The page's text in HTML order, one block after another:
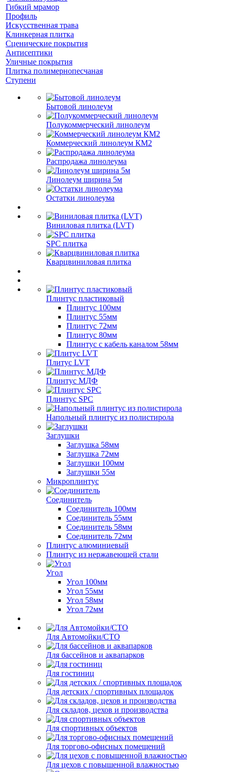
Гибкий мрамор
Профиль
Искусственная трава
Клинкерная плитка
Сценические покрытия
Антисептики
Уличные покрытия
Плитка полимернопесчаная
Ступени
Бытовой линолеум
Полукоммерческий линолеум
Коммерческий линолеум КМ2
Распродажа линолеума
Линолеум ширина 5м
Остатки линолеума
Виниловая плитка (LVT)
SPC плитка
Кварцвиниловая плитка
Плинтус пластиковый
Плинтус 100мм
Плинтус 55мм
Плинтус 72мм
Плинтус 80мм
Плинтус с кабель каналом 58мм
Плитус LVT
Плинтус МДФ
Плинтус SPC
Напольный плинтус из полистирола
Заглушки
Заглушка 58мм
Заглушка 72мм
Заглушки 100мм
Заглушки 55м
Микроплинтус
Соединитель
Соединитель 100мм
Соединитель 55мм
Соединитель 58мм
Соединитель 72мм
Плинтус алюминиевый
Плинтус из нержавеющей стали
Угол
Угол 100мм
Угол 55мм
Угол 58мм
Угол 72мм
Для Автомойки/СТО
Для бассейнов и аквапарков
Для гостиниц
Для детских / спортивных площадок
Для складов, цехов и производства
Для спортивных объектов
Для торгово-офисных помещений
Для цехов с повышенной влажностью